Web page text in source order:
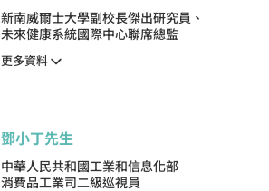
新南威爾士大學副校長傑出研究員、
未來健康系統國際中心聯席總監
更多資料
鄧小丁先生
中華人民共和國工業和信息化部
消費品工業司二級巡視員